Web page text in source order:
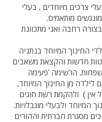
צרכים מיוחדים , בעלי
מותאמים.
רחבה ואני מתכוונת
החינוך המיוחד בנתניה
חדשות והקצאת משאבים
הרשימה 'פעימה
מן החינוך המיוחד,
אין ) ולהקמת רשת חוגים
המיוחד ולבעלי מוגבלויות.
צריכים מסגרת חברתית וההורים